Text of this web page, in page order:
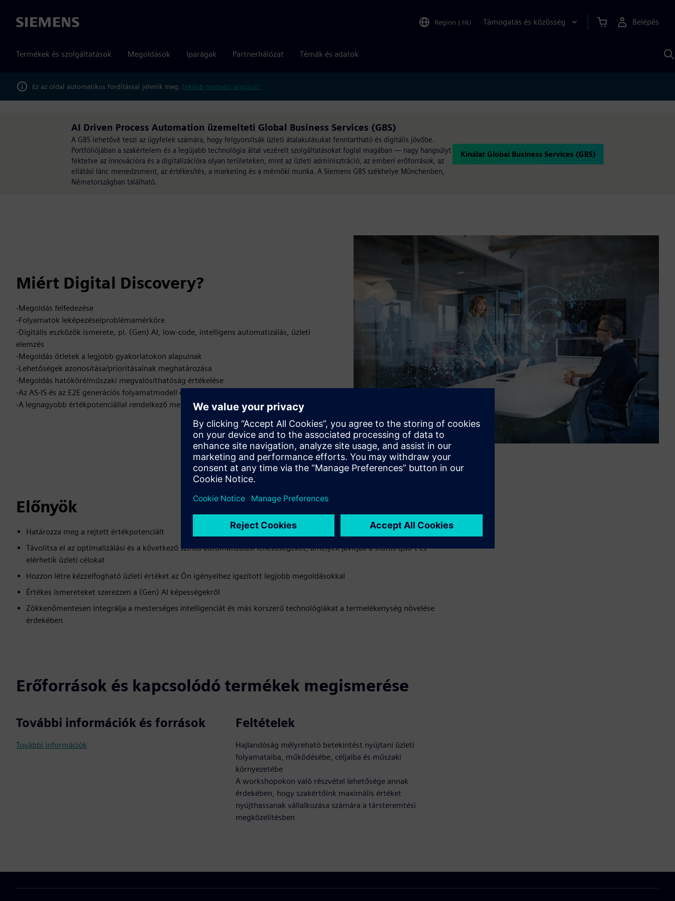
Siemens Region | HU Támogatás és közösség Belépés
Termékek és szolgáltatások Megoldások Iparágak Partnerhálózat Témák és adatok
Ez az oldal automatikus fordítással jelenik meg. Inkább megnézi angolul?
AI Driven Process Automation üzemelteti Global Business Services (GBS)
A GBS lehetővé teszi az ügyfelek számára, hogy felgyorsítsák üzleti átalakulásukat fenntartható és digitális jövőbe.
Portfóliójában a szakértelem és a legújabb technológia által vezérelt szolgáltatásokat foglal magában — nagy hangsúlyt
fektetve az innovációra és a digitalizációra olyan területeken, mint az üzleti adminisztráció, az emberi erőforrások, az
ellátási lánc menedzsment, az értékesítés, a marketing és a mérnöki munka. A Siemens GBS székhelye Münchenben,
Németországban található.
Kínálat Global Business Services (GBS)
Miért Digital Discovery?
-Megoldás felfedezése
-Folyamatok leképezése/problémamérköre
-Digitális eszközök ismerete, pl. (Gen) AI, low-code, intelligens automatizálás, üzleti
elemzés
-Megoldás ötletek a legjobb gyakorlatokon alapulnak
-Lehetőségek azonosítása/prioritásainak meghatározása
-Megoldás hatóköré/műszaki megvalósíthatóság értékelése
-Az AS-IS és az E2E generációs folyamatmodell értékelése
-A legnagyobb értékpotenciállal rendelkező megvalósítási javaslat
Előnyök
Határozza meg a rejtett értékpotenciált
Távolítsa el az optimalizálási és a következő szintű automatizálási lehetőségeket, amelyek javítják a status quo-t és
elérhetik üzleti célokat
Hozzon létre kézzelfogható üzleti értéket az Ön igényeihez igazított legjobb megoldásokkal
Értékes ismereteket szerezzen a (Gen) AI képességekről
Zökkenőmentesen integrálja a mesterséges intelligenciát és más korszerű technológiákat a termelékenység növelése
érdekében
Erőforrások és kapcsolódó termékek megismerése
További információk és források
További információk
Feltételek
Hajlandóság mélyreható betekintést nyújtani üzleti
folyamataiba, működésébe, céljaiba és műszaki
környezetébe
A workshopokon való részvétel lehetősége annak
érdekében, hogy szakértőink maximális értéket
nyújthassanak vállalkozása számára a társteremtési
megközelítésben